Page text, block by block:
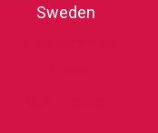
Sweden